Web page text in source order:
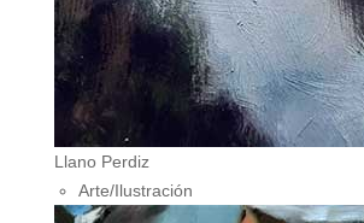
Llano Perdiz
Arte/Ilustración